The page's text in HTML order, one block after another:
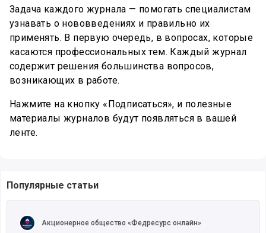
Задача каждого журнала — помогать специалистам
узнавать о нововведениях и правильно их
применять. В первую очередь, в вопросах, которые
касаются профессиональных тем. Каждый журнал
содержит решения большинства вопросов,
возникающих в работе.
Нажмите на кнопку «Подписаться», и полезные
материалы журналов будут появляться в вашей
ленте.
Популярные статьи
Акционерное общество «Федресурс онлайн»